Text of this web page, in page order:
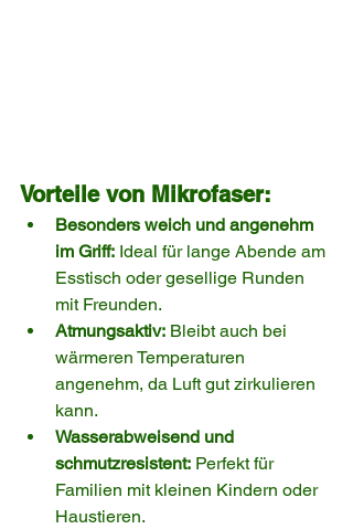
Vorteile von Mikrofaser:
Besonders weich und angenehm
im Griff: Ideal für lange Abende am
Esstisch oder gesellige Runden
mit Freunden.
Atmungsaktiv: Bleibt auch bei
wärmeren Temperaturen
angenehm, da Luft gut zirkulieren
kann.
Wasserabweisend und
schmutzresistent: Perfekt für
Familien mit kleinen Kindern oder
Haustieren.